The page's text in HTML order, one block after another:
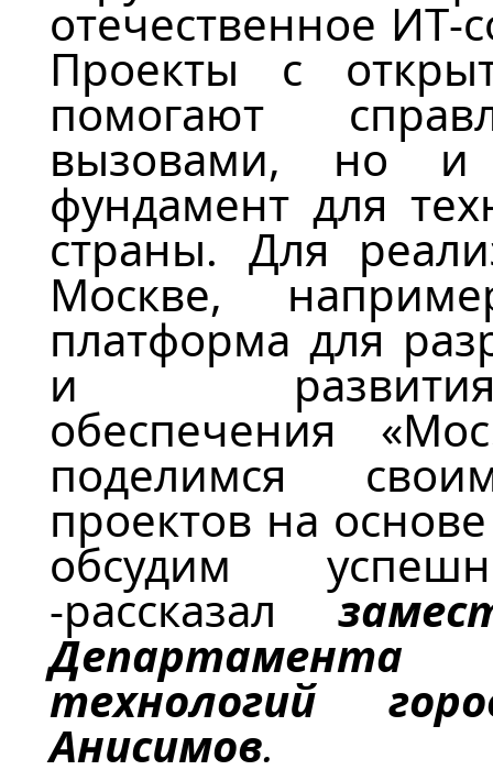
отечественное
Проекты с
помогают
вызовами, но и
фундамент для
страны. Для
Москве,
платформа для
и
обеспечения «
поделимся
проектов на
обсудим
-рассказал
технологий
Анисимов.